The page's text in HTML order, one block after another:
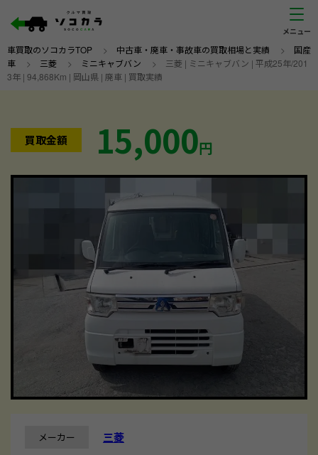
車買取のソコカラTOP > 中古車・廃車・事故車の買取相場と実績 > 国産
車 > 三菱 > ミニキャブバン > 三菱 | ミニキャブバン | 平成25年/201
3年 | 94,868Km | 岡山県 | 廃車 | 買取実績
買取金額 15,000円
メーカー 三菱